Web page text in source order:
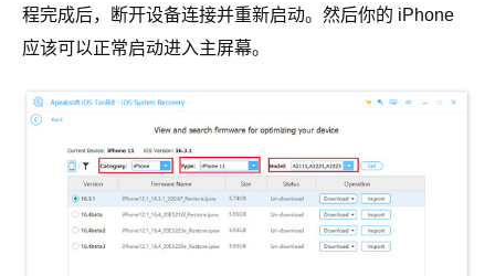
程完成后，断开设备连接并重新启动。然后你的 iPhone
应该可以正常启动进入主屏幕。